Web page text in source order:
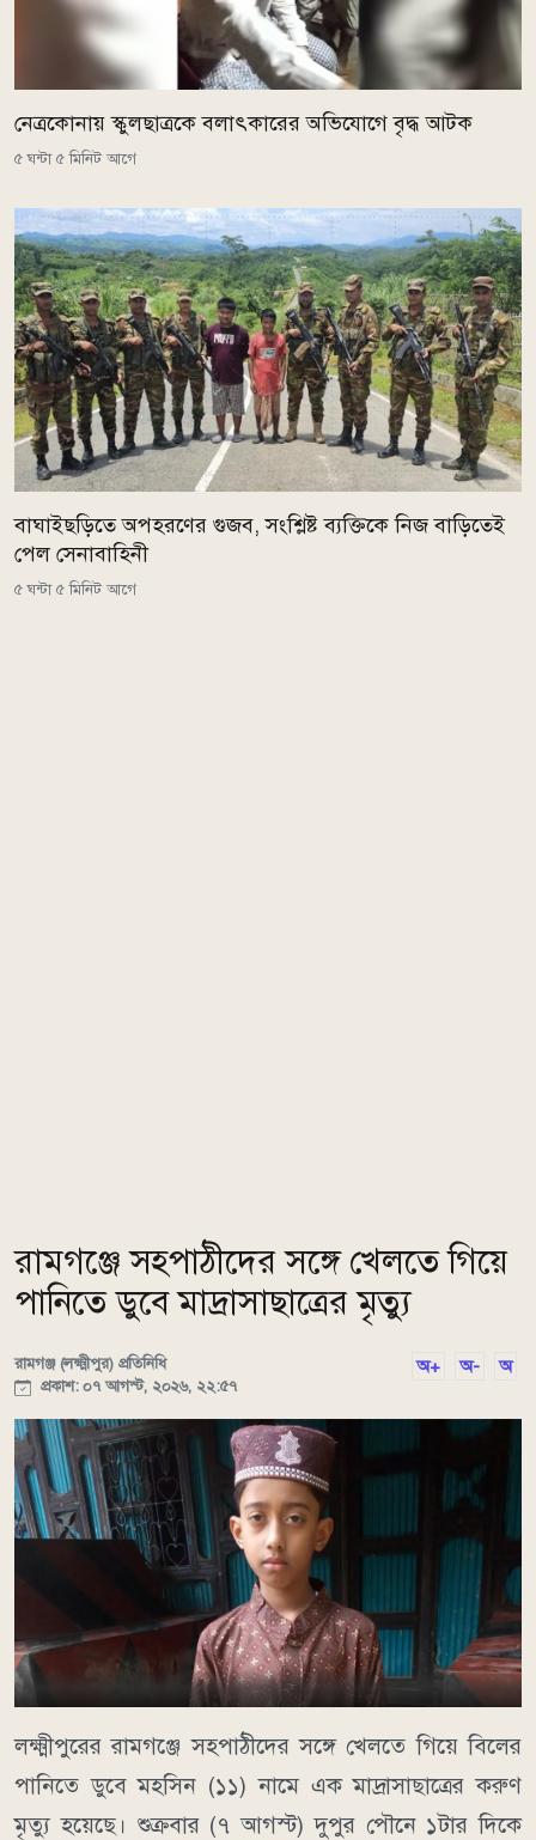
নেত্রকোনায় স্কুলছাত্রকে বলাৎকারের অভিযোগে বৃদ্ধ আটক
৫ ঘন্টা ৫ মিনিট আগে
বাঘাইছড়িতে অপহরণের গুজব, সংশ্লিষ্ট ব্যক্তিকে নিজ বাড়িতেই
পেল সেনাবাহিনী
৫ ঘন্টা ৫ মিনিট আগে
রামগঞ্জে সহপাঠীদের সঙ্গে খেলতে গিয়ে
পানিতে ডুবে মাদ্রাসাছাত্রের মৃত্যু
রামগঞ্জ (লক্ষ্মীপুর) প্রতিনিধি
প্রকাশ: ০৭ আগস্ট, ২০২৬, ২২:৫৭
অ+ অ- অ
লক্ষ্মীপুরের রামগঞ্জে সহপাঠীদের সঙ্গে খেলতে গিয়ে বিলের
পানিতে ডুবে মহসিন (১১) নামে এক মাদ্রাসাছাত্রের করুণ
মৃত্যু হয়েছে। শুক্রবার (৭ আগস্ট) দুপুর পৌনে ১টার দিকে